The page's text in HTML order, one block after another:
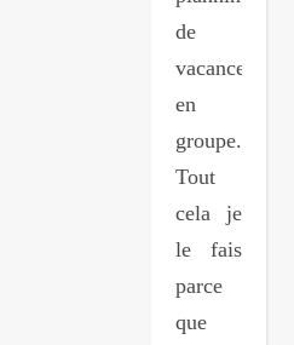
de
vacances
en
groupe.
Tout
cela je
le fais
parce
que